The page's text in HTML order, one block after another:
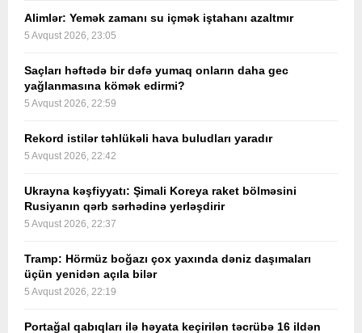
Alimlər: Yemək zamanı su içmək iştahanı azaltmır
5 Avqust 2026, 23:05
Saçları həftədə bir dəfə yumaq onların daha gec
yağlanmasına kömək edirmi?
5 Avqust 2026, 22:59
Rekord istilər təhlükəli hava buludları yaradır
5 Avqust 2026, 22:42
Ukrayna kəşfiyyatı: Şimali Koreya raket bölməsini
Rusiyanın qərb sərhədinə yerləşdirir
5 Avqust 2026, 22:37
Tramp: Hörmüz boğazı çox yaxında dəniz daşımaları
üçün yenidən açıla bilər
5 Avqust 2026, 22:19
Portağal qabıqları ilə həyata keçirilən təcrübə 16 ildən